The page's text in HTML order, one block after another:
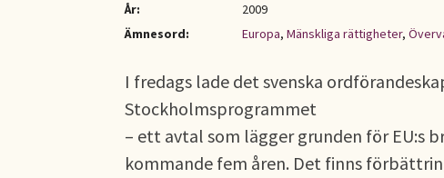
År:
2009
Ämnesord:
Europa, Mänskliga rättigheter,
I fredags lade det svenska
Stockholmsprogrammet
– ett avtal som lägger grunden för EU:s
kommande fem åren. Det finns